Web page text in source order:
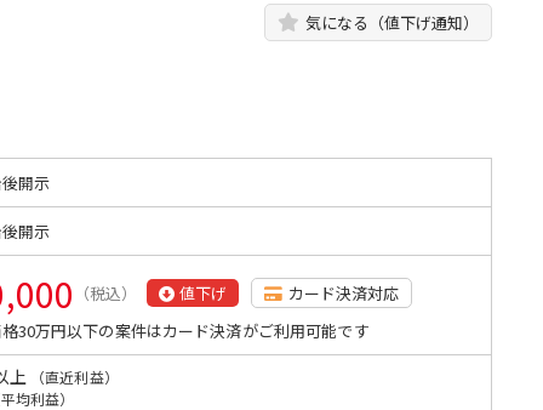
気になる（値下げ通知）
開示
開示
（税込） 値下げ
カード決済対応
30万円以下の案件はカード決済がご利用可能です
上
（直近利益）
均利益）